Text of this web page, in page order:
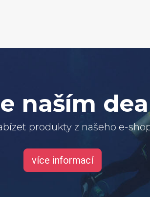
naším
produkty z našeho e-
více informací